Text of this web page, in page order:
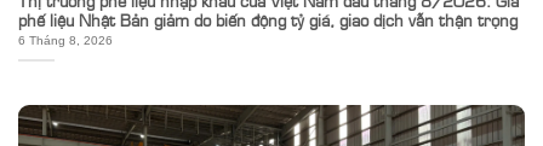
phế liệu Nhật Bản giảm do biến động tỷ giá, giao dịch vẫn thận trọng
6 Tháng 8, 2026